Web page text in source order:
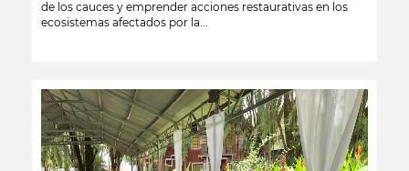
de los cauces y emprender acciones restaurativas en los
ecosistemas afectados por la...